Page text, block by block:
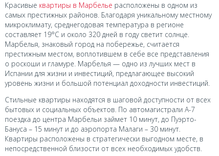
Красивые квартиры в Марбелье расположены в одном из
самых престижных районов. Благодаря уникальному местному
микроклимату, среднегодовая температура в регионе
составляет 19°C и около 320 дней в году светит солнце.
Марбелья, знаковый город на побережье, считается
престижным местом, воплотившем в себе все представления
о роскоши и гламуре. Марбелья — одно из лучших мест в
Испании для жизни и инвестиций, предлагающее высокий
уровень жизни и большой потенциал доходности инвестиций.
Стильные квартиры находятся в шаговой доступности от всех
бытовых и социальных объектов. По автомагистрали A-7
поездка до центра Марбельи займет 10 минут, до Пуэрто-
Бануса – 15 минут и до аэропорта Малаги – 30 минут.
Квартиры расположены в стратегически выгодном месте, в
непосредственной близости от всех необходимых удобств.